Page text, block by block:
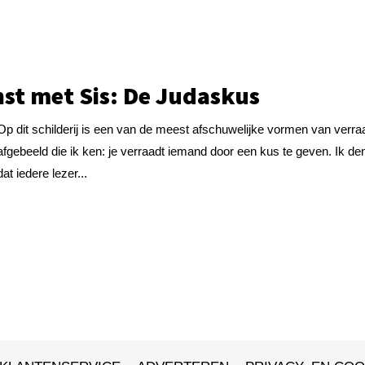
met Sis: De Judaskus
dit schilderij is een van de meest afschuwelijke vormen van
die ik ken: je verraadt iemand door een kus te geven. Ik
iedere lezer...